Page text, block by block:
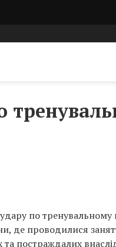
по тренувальному
де проводилися
та постраждалих